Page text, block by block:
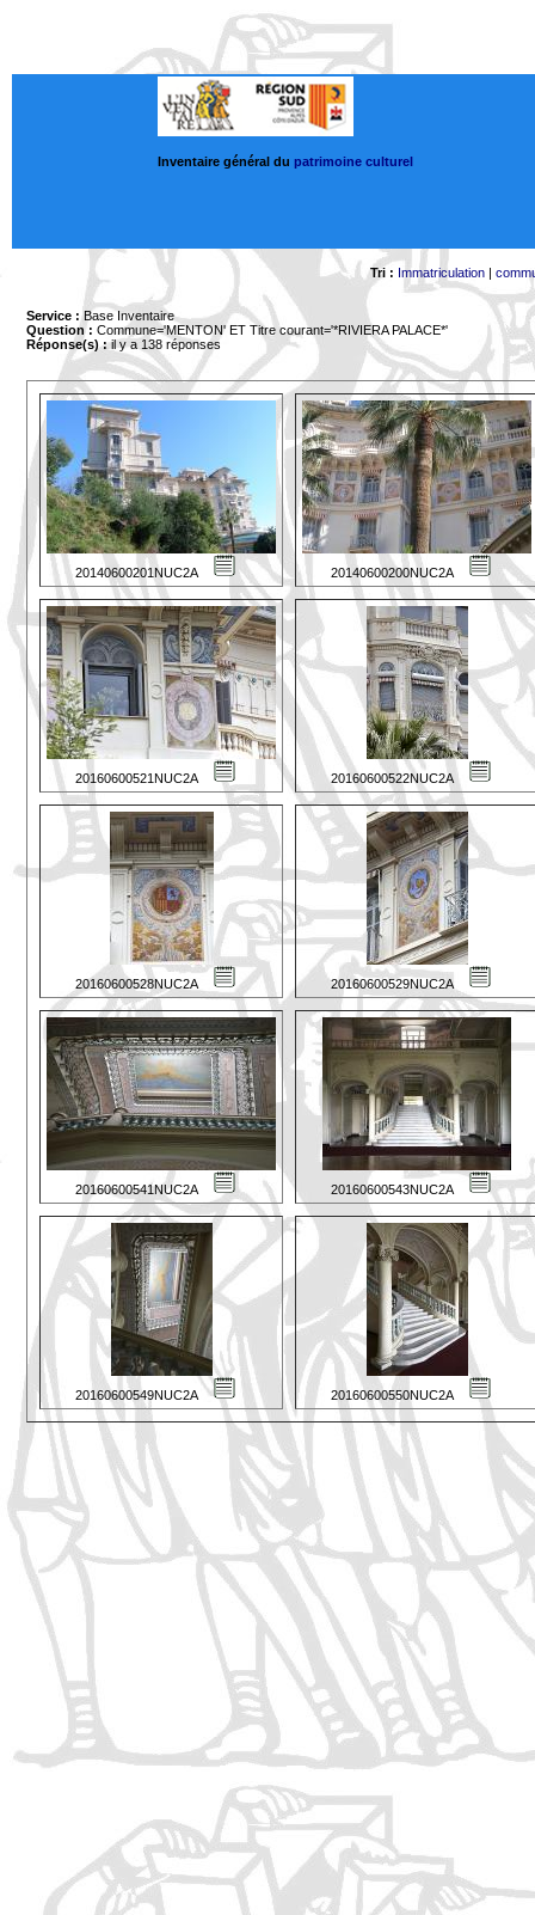
Inventaire général du patrimoine culturel
Tri : Immatriculation|
Service : Base Inventaire
Question : Commune='MENTON' ET Titre courant='*RIVIERA PALACE*'
Réponse(s) :il y a 138 réponses
20140600201NUC2A 20140600200NUC2A
20160600521NUC2A 20160600522NUC2A
20160600528NUC2A 20160600529NUC2A
20160600541NUC2A 20160600543NUC2A
20160600549NUC2A 20160600550NUC2A